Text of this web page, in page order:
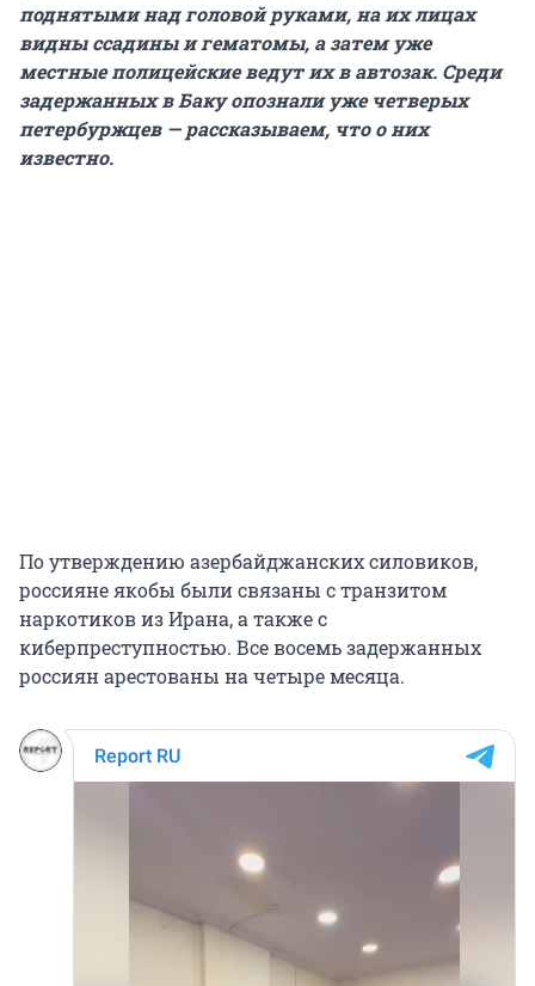
поднятыми над головой руками, на их лицах
видны ссадины и гематомы, а затем уже
местные полицейские ведут их в автозак. Среди
задержанных в Баку опознали уже четверых
петербуржцев — рассказываем, что о них
известно.
По утверждению азербайджанских силовиков,
россияне якобы были связаны с транзитом
наркотиков из Ирана, а также с
киберпреступностью. Все восемь задержанных
россиян арестованы на четыре месяца.